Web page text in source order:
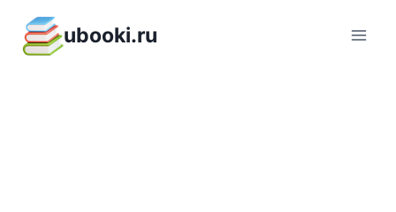
содержимому
ubooki.ru